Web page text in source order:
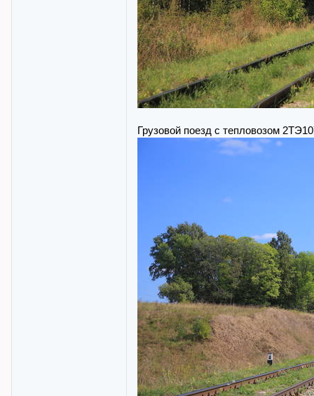
Грузовой поезд с тепловозом